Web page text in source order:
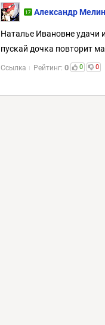
17 Александр
Наталье Ивановне удачи
пускай дочка повторит
Ссылка Рейтинг: 0 0 0